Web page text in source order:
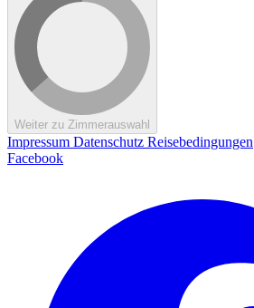
Weiter zu Zimmerauswahl
Impressum Datenschutz Reisebedingungen
Facebook